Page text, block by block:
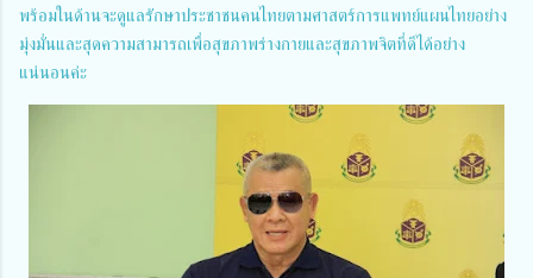
พร้อมในด้านจะดูแลรักษาประชาชนคนไทยตามศาสตร์การแพทย์แผนไทยอย่าง
มุ่งมั่นและสุดความสามารถเพื่อสุขภาพร่างกายและสุขภาพจิตที่ดีได้อย่าง
แน่นอนค่ะ